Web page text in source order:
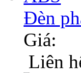
Đèn
Giá:
Liên